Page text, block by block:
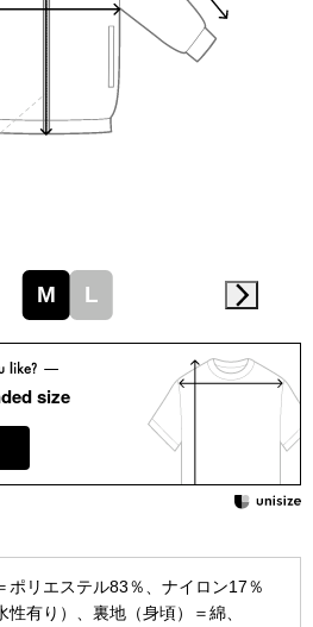
スニーカー
財布／小物
財布／コイン
ポーチ
その他
M L
size
ポリエステル83％、ナイロン17％
性有り）、裏地（身頃）＝綿、